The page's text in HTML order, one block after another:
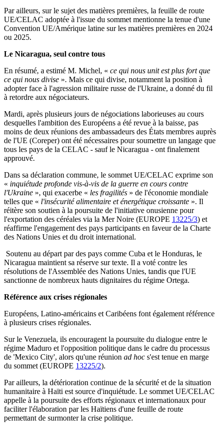
Par ailleurs, sur le sujet des matières premières, la feuille de route
UE/CELAC adoptée à l'issue du sommet mentionne la tenue d'une
Convention UE/Amérique latine sur les matières premières en 2024
ou 2025.
Le Nicaragua, seul contre tous
En résumé, a estimé M. Michel, « ce qui nous unit est plus fort que
ce qui nous divise ». Mais ce qui divise, notamment la position à
adopter face à l'agression militaire russe de l'Ukraine, a donné du fil
à retordre aux négociateurs.
Mardi, après plusieurs jours de négociations laborieuses au cours
desquelles l'ambition des Européens a été revue à la baisse, pas
moins de deux réunions des ambassadeurs des États membres auprès
de l'UE (Coreper) ont été nécessaires pour soumettre un langage que
tous les pays de la CELAC - sauf le Nicaragua - ont finalement
approuvé.
Dans sa déclaration commune, le sommet UE/CELAC exprime son
« inquiétude profonde vis-à-vis de la guerre en cours contre
l'Ukraine », qui exacerbe « les fragilités » de l'économie mondiale
telles que « l'insécurité alimentaire et énergétique croissante ». Il
réitère son soutien à la poursuite de l'initiative onusienne pour
l'exportation des céréales via la Mer Noire (EUROPE 13225/3) et
réaffirme l'engagement des pays participants en faveur de la Charte
des Nations Unies et du droit international.
Soutenu au départ par des pays comme Cuba et le Honduras, le
Nicaragua maintient sa réserve sur texte. Il a voté contre les
résolutions de l'Assemblée des Nations Unies, tandis que l'UE
sanctionne de nombreux hauts dignitaires du régime Ortega.
Référence aux crises régionales
Européens, Latino-américains et Caribéens font également référence
à plusieurs crises régionales.
Sur le Venezuela, ils encouragent la poursuite du dialogue entre le
régime Maduro et l'opposition politique dans le cadre du processus
de 'Mexico City', alors qu'une réunion ad hoc s'est tenue en marge
du sommet (EUROPE 13225/2).
Par ailleurs, la détérioration continue de la sécurité et de la situation
humanitaire à Haïti est source d'inquiétude. Le sommet UE/CELAC
appelle à la poursuite des efforts régionaux et internationaux pour
faciliter l'élaboration par les Haïtiens d'une feuille de route
permettant de surmonter la crise politique.